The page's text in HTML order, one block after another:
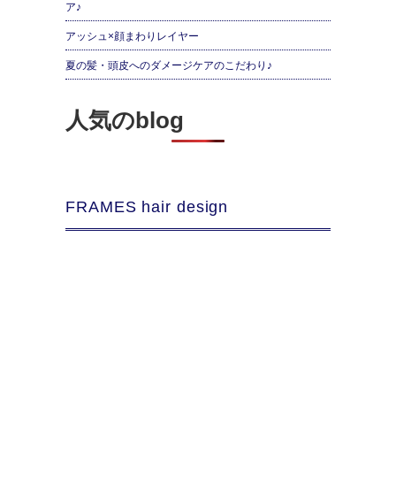
ア♪
アッシュ×顔まわりレイヤー
夏の髪・頭皮へのダメージケアのこだわり♪
人気のblog
FRAMES hair design